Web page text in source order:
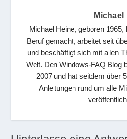
Michael
Michael Heine, geboren 1965,
Beruf gemacht, arbeitet seit
und beschäftigt sich mit allen
Welt. Den Windows-FAQ Blog
2007 und hat seitdem über
Anleitungen rund um alle